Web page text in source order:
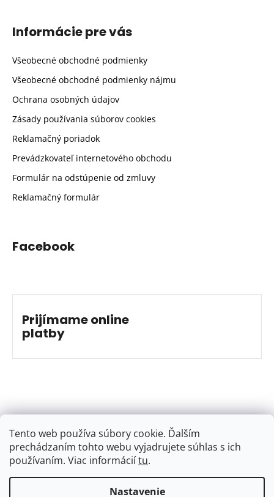
Tento web používa súbory cookie. Ďalším
prechádzaním tohto webu vyjadrujete súhlas s ich
používaním. Viac informáciítu.
Nastavenie
Informácie pre vás
Všeobecné obchodné podmienky
Všeobecné obchodné podmienky nájmu
Ochrana osobných údajov
Zásady používania súborov cookies
Reklamačný poriadok
Prevádzkovateľ internetového obchodu
Formulár na odstúpenie od zmluvy
Reklamačný formulár
Facebook
Prijímame online
platby
…